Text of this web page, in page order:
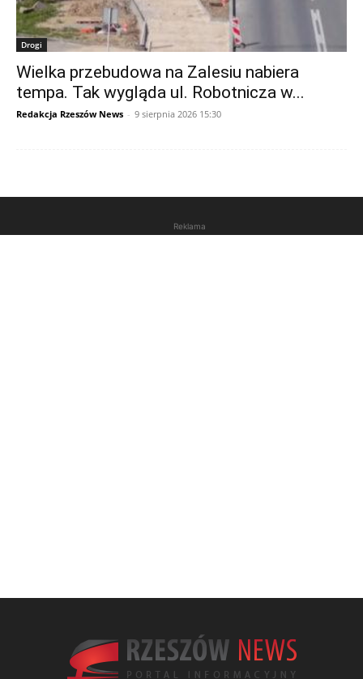
Drogi
Wielka przebudowa na Zalesiu nabiera
tempa. Tak wygląda ul. Robotnicza w...
Redakcja Rzeszów News - 9 sierpnia 2026 15:30
Reklama